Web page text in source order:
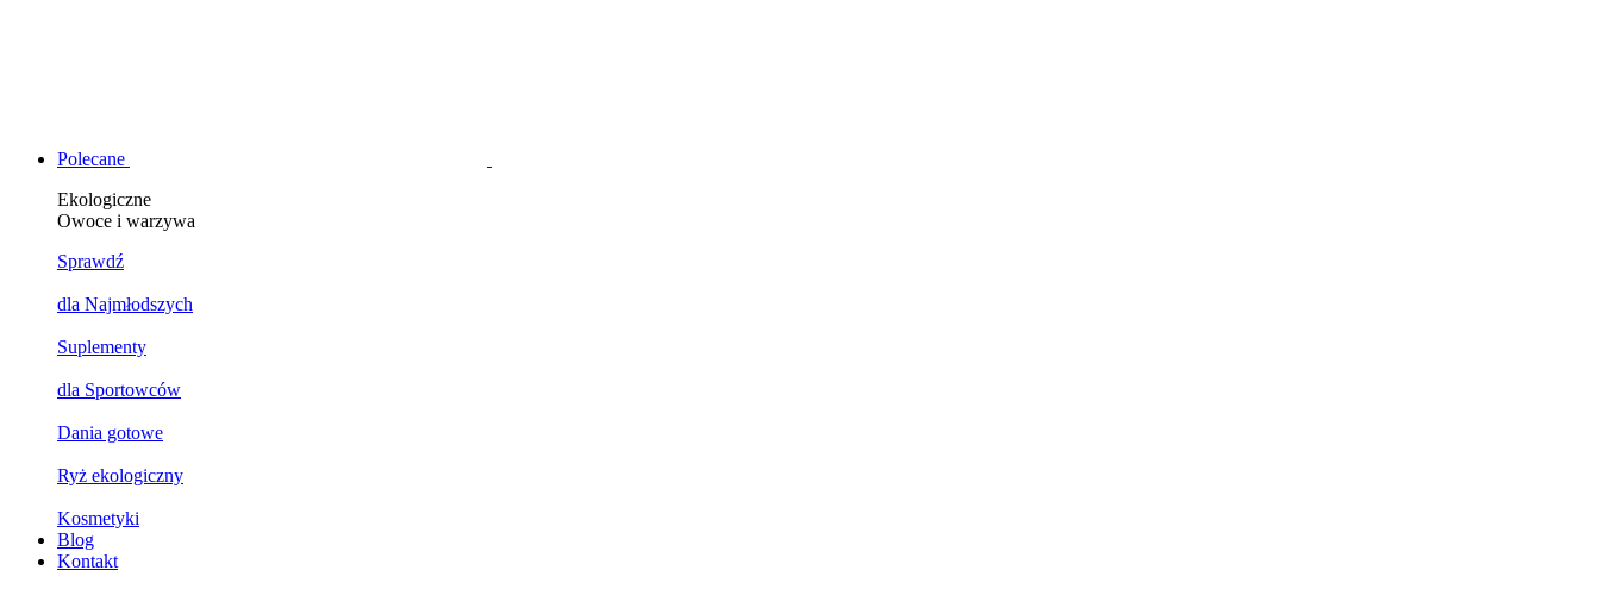
Polecane
Ekologiczne
Owoce i warzywa
Sprawdź
dla Najmłodszych
Suplementy
dla Sportowców
Dania gotowe
Ryż ekologiczny
Kosmetyki
Blog
Kontakt